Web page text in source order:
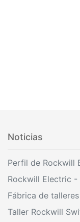
Noticias
Perfil de Rockwill
Rockwill Electric -
Fábrica de
Taller Rockwill